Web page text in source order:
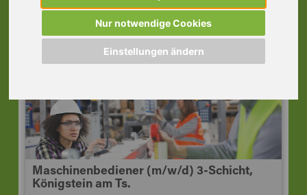
Nur notwendige Cookies
Einstellungen ändern
Schichtsystem, Hattersheim
65795 Hattersheim am Main
Maschinenbediener (m/w/d) 3-Schicht,
Königstein am Ts.